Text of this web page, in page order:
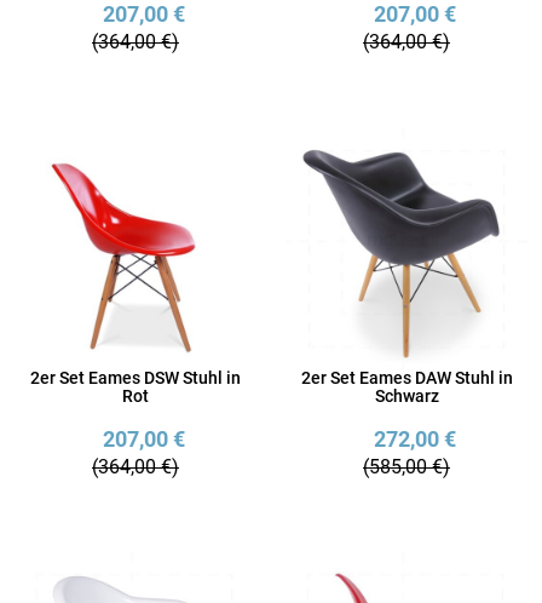
207,00 €
(364,00 €)
207,00 €
(364,00 €)
2er Set Eames DSW Stuhl in
Rot
207,00 €
(364,00 €)
2er Set Eames DAW Stuhl in
Schwarz
272,00 €
(585,00 €)